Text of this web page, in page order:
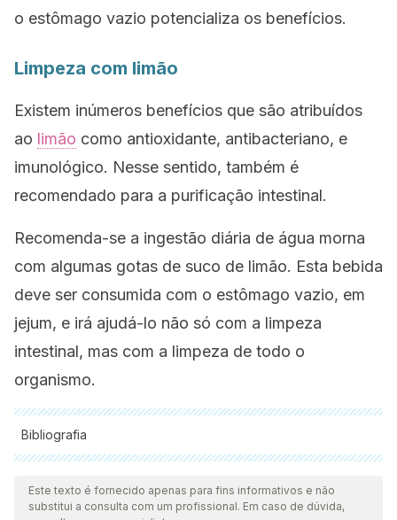
o estômago vazio potencializa os benefícios.
Limpeza com limão
Existem inúmeros benefícios que são atribuídos
ao limão como antioxidante, antibacteriano, e
imunológico. Nesse sentido, também é
recomendado para a purificação intestinal.
Recomenda-se a ingestão diária de água morna
com algumas gotas de suco de limão. Esta bebida
deve ser consumida com o estômago vazio, em
jejum, e irá ajudá-lo não só com a limpeza
intestinal, mas com a limpeza de todo o
organismo.
Bibliografia
Todas as fontes citadas foram minuciosamente revisadas por
nossa equipe para garantir sua qualidade, confiabilidade,
atualidade e validade. A bibliografia deste artigo foi
Este texto é fornecido apenas para fins informativos e não
substitui a consulta com um profissional. Em caso de dúvida,